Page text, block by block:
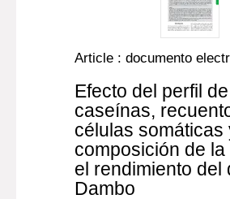
Article : documento
Efecto del perfil de
caseínas,
células somáticas
composición de
el rendimiento del
Dambo